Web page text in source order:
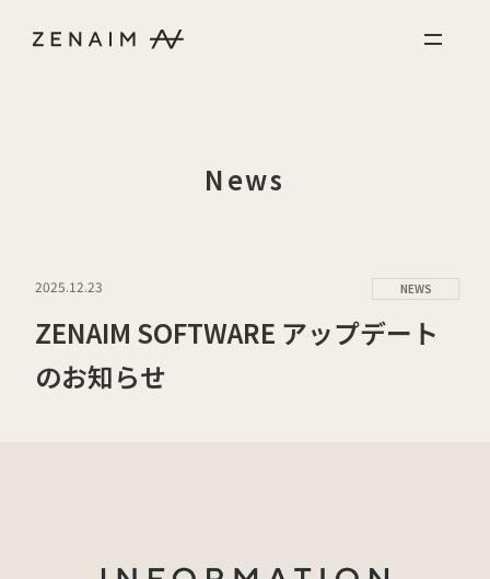
News
2025.12.23 NEWS
ZENAIM SOFTWARE アップデート
のお知らせ